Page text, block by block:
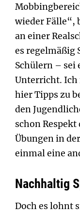
wieder Fälle“,
an einer
es regelmäßig
Schülern – sei
Unterricht. Ich
hier Tipps zu
den
schon Respekt
Übungen in
einmal eine
Nachhaltig
Doch es lohnt